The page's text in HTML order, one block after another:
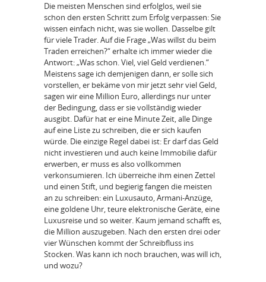
Die meisten Menschen sind erfolglos, weil sie
schon den ersten Schritt zum Erfolg verpassen: Sie
wissen einfach nicht, was sie wollen. Dasselbe gilt
für viele Trader. Auf die Frage „Was willst du beim
Traden erreichen?“ erhalte ich immer wieder die
Antwort: „Was schon. Viel, viel Geld verdienen.“
Meistens sage ich demjenigen dann, er solle sich
vorstellen, er bekäme von mir jetzt sehr viel Geld,
sagen wir eine Million Euro, allerdings nur unter
der Bedingung, dass er sie vollständig wieder
ausgibt. Dafür hat er eine Minute Zeit, alle Dinge
auf eine Liste zu schreiben, die er sich kaufen
würde. Die einzige Regel dabei ist: Er darf das Geld
nicht investieren und auch keine Immobilie dafür
erwerben, er muss es also vollkommen
verkonsumieren. Ich überreiche ihm einen Zettel
und einen Stift, und begierig fangen die meisten
an zu schreiben: ein Luxusauto, Armani-Anzüge,
eine goldene Uhr, teure elektronische Geräte, eine
Luxusreise und so weiter. Kaum jemand schafft es,
die Million auszugeben. Nach den ersten drei oder
vier Wünschen kommt der Schreibfluss ins
Stocken. Was kann ich noch brauchen, was will ich,
und wozu?